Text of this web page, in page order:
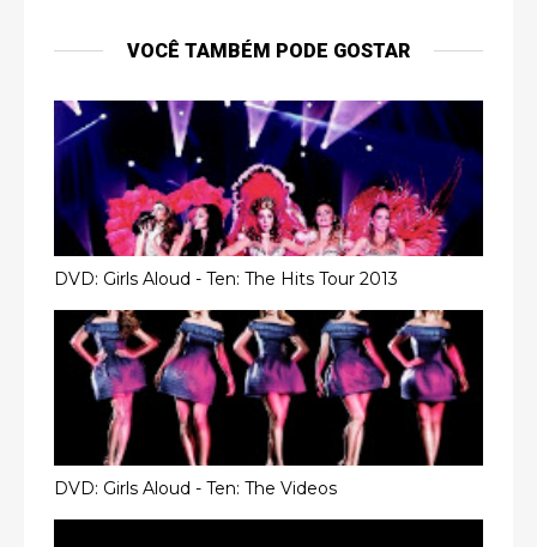
VOCÊ TAMBÉM PODE GOSTAR
DVD: Girls Aloud - Ten: The Hits Tour 2013
DVD: Girls Aloud - Ten: The Videos